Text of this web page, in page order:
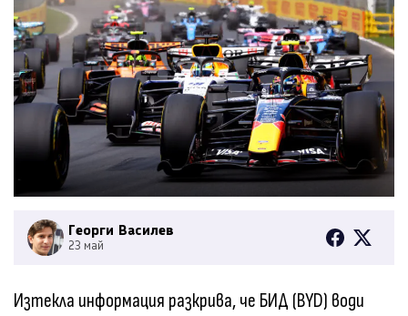
Георги Василев
23 май
Изтекла информация разкрива, че БИД (BYD) води